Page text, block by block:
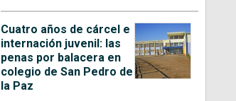
Cuatro años de cárcel e
internación juvenil: las
penas por balacera en
colegio de San Pedro de
la Paz